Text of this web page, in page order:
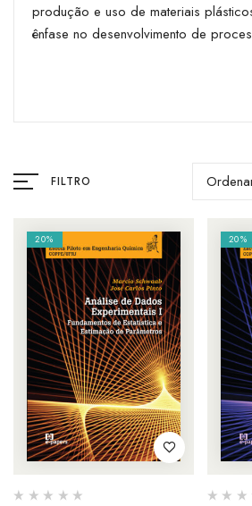
produção e uso de materiais
ênfase no desenvolvimento de
FILTRO
20% 20%